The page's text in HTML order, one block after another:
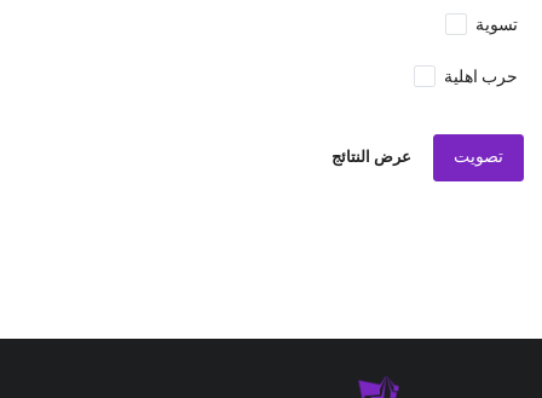
تسوية
حرب اهلية
تصويت عرض النتائج